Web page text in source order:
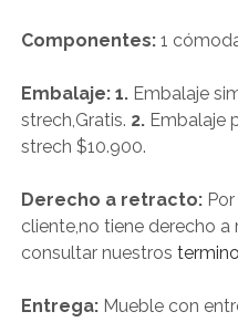
Componentes: 1
Embalaje: 1.Embalaje
strech,Gratis. 2.Embalaje
strech $10.900.
Derecho a retracto:
cliente,no tiene derecho
consultar nuestros
Entrega:Mueble con